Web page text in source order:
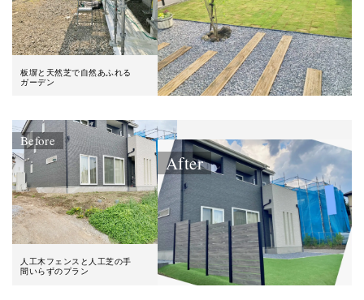
板塀と天然芝で自然あふれる
ガーデン
Before
After
人工木フェンスと人工芝の手
間いらずのプラン